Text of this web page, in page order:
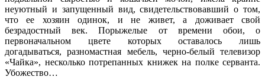
неуютный и запущенный вид, свидетельствовавший о том,
что ее хозяин одинок, и не живет, а доживает свой
безрадостный век. Порыжелые от времени обои, о
первоначальном цвете которых оставалось лишь
догадываться, разномастная мебель, черно-белый телевизор
«Чайка», несколько потрепанных книжек на полке серванта.
Убожество…